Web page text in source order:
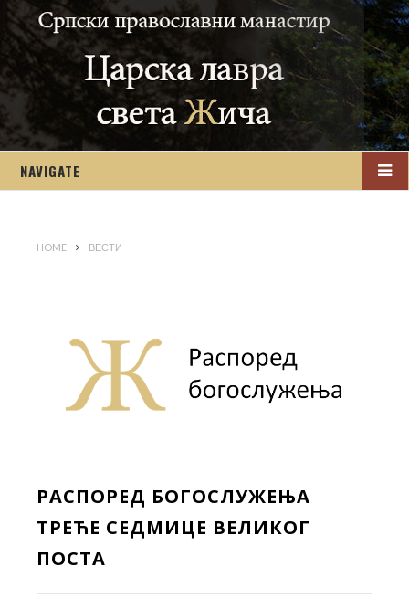
NAVIGATE
HOME ВЕСТИ
РАСПОРЕД БОГОСЛУЖЕЊА
ТРЕЋЕ СЕДМИЦЕ ВЕЛИКОГ
ПОСТА